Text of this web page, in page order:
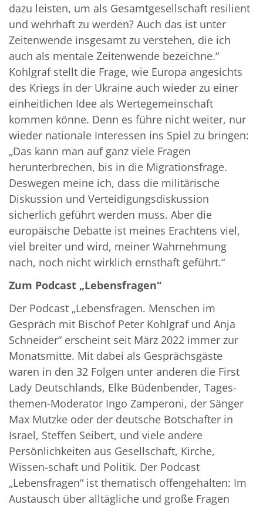
dazu leisten, um als Gesamtgesellschaft resilient
und wehrhaft zu werden? Auch das ist unter
Zeitenwende insgesamt zu verstehen, die ich
auch als mentale Zeitenwende bezeichne.“
Kohlgraf stellt die Frage, wie Europa angesichts
des Kriegs in der Ukraine auch wieder zu einer
einheitlichen Idee als Wertegemeinschaft
kommen könne. Denn es führe nicht weiter, nur
wieder nationale Interessen ins Spiel zu bringen:
„Das kann man auf ganz viele Fragen
herunterbrechen, bis in die Migrationsfrage.
Deswegen meine ich, dass die militärische
Diskussion und Verteidigungsdiskussion
sicherlich geführt werden muss. Aber die
europäische Debatte ist meines Erachtens viel,
viel breiter und wird, meiner Wahrnehmung
nach, noch nicht wirklich ernsthaft geführt.“
Zum Podcast „Lebensfragen“
Der Podcast „Lebensfragen. Menschen im
Gespräch mit Bischof Peter Kohlgraf und Anja
Schneider“ erscheint seit März 2022 immer zur
Monatsmitte. Mit dabei als Gesprächsgäste
waren in den 32 Folgen unter anderen die First
Lady Deutschlands, Elke Büdenbender, Tages-
themen-Moderator Ingo Zamperoni, der Sänger
Max Mutzke oder der deutsche Botschafter in
Israel, Steffen Seibert, und viele andere
Persönlichkeiten aus Gesellschaft, Kirche,
Wissen-schaft und Politik. Der Podcast
„Lebensfragen“ ist thematisch offengehalten: Im
Austausch über alltägliche und große Fragen